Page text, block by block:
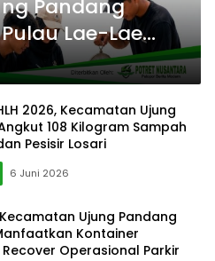
Pandang
Lae-Lae
Kg Berhasil
2026, Kecamatan Ujung
108 Kilogram Sampah
Pesisir Losari
6 Juni 2026
Ujung Pandang
Kontainer
Operasional Parkir